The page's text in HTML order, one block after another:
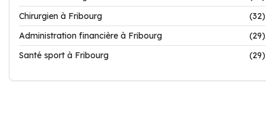
Chirurgien à Fribourg
(32)
Administration financière à Fribourg
(29)
Santé sport à Fribourg
(29)